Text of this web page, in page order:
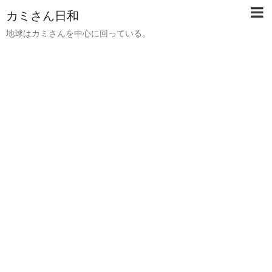
カミさん日和
地球はカミさんを中心に回っている。